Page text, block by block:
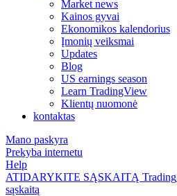
Market news
Kainos gyvai
Ekonomikos kalendorius
Įmonių veiksmai
Updates
Blog
US earnings season
Learn TradingView
Klientų nuomonė
kontaktas
Mano paskyra
Prekyba internetu
Help
ATIDARYKITE SĄSKAITĄ Trading
sąskaitą